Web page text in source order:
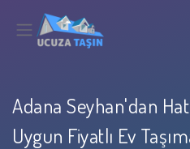
Adana Seyhan'dan
Uygun Fiyatlı Ev